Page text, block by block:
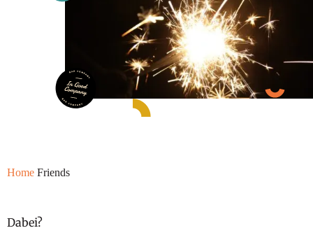
Home Friends
Dabei?